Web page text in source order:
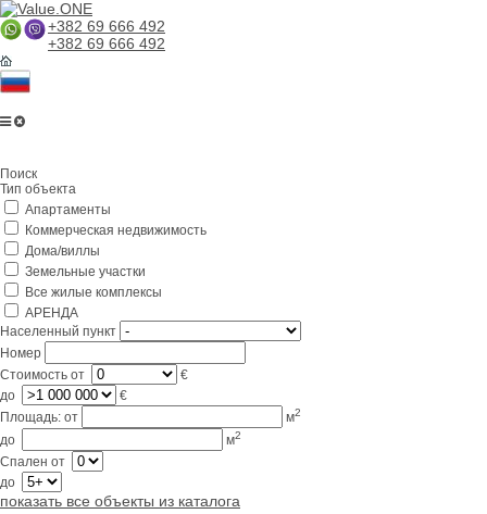
+382 69 666 492
+382 69 666 492
Lifestyle
Контакты
Поиск
Тип объекта
Апартаменты
Коммерческая недвижимость
Дома/виллы
Земельные участки
Все жилые комплексы
АРЕНДА
Населенный пункт
Номер
Стоимость от
€
до
€
Площадь: от м2
до м2
Спален от
до
показать все объекты из каталога